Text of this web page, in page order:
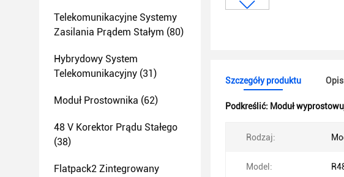
Telekomunikacyjne Systemy
Zasilania Prądem Stałym (80)
Hybrydowy System
Telekomunikacyjny (31)
Moduł Prostownika (62)
48 V Korektor Prądu Stałego
(38)
Flatpack2 Zintegrowany
Szczegóły produktu
Podkreślić: Moduł
Rodzaj:
Model: